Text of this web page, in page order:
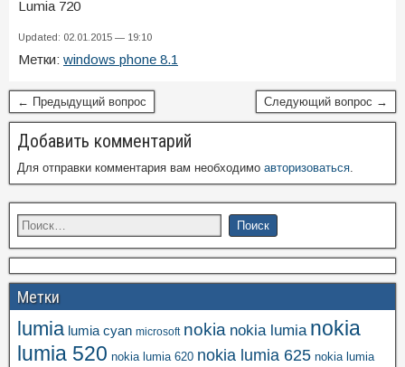
Lumia 720
Updated: 02.01.2015 — 19:10
Метки: windows phone 8.1
← Предыдущий вопрос Следующий вопрос →
Добавить комментарий
Для отправки комментария вам необходимо авторизоваться.
Метки
lumia lumia cyan microsoft nokia nokia lumia nokia
lumia 520 nokia lumia 620 nokia lumia 625 nokia lumia